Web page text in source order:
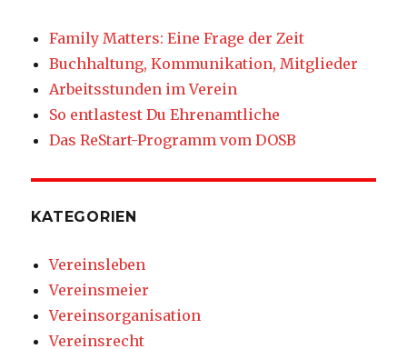
Family Matters: Eine Frage der Zeit
Buchhaltung, Kommunikation, Mitglieder
Arbeitsstunden im Verein
So entlastest Du Ehrenamtliche
Das ReStart-Programm vom DOSB
KATEGORIEN
Vereinsleben
Vereinsmeier
Vereinsorganisation
Vereinsrecht